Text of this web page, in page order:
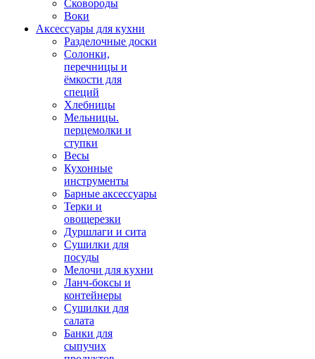
Сковороды
Воки
Аксессуары для кухни
Разделочные доски
Солонки,
перечницы и
ёмкости для
специй
Хлебницы
Мельницы.
перцемолки и
ступки
Весы
Кухонные
инструменты
Барные аксессуары
Терки и
овощерезки
Дуршлаги и сита
Сушилки для
посуды
Мелочи для кухни
Ланч-боксы и
контейнеры
Сушилки для
салата
Банки для
сыпучих